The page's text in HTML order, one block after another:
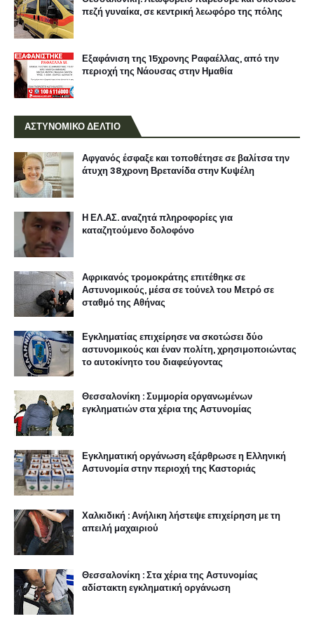
πεζή γυναίκα, σε κεντρική λεωφόρο της πόλης
Εξαφάνιση της 15χρονης Ραφαέλλας, από την
περιοχή της Νάουσας στην Ημαθία
ΑΣΤΥΝΟΜΙΚΟ ΔΕΛΤΙΟ
Αφγανός έσφαξε και τοποθέτησε σε βαλίτσα την
άτυχη 38χρονη Βρετανίδα στην Κυψέλη
Η ΕΛ.ΑΣ. αναζητά πληροφορίες για
καταζητούμενο δολοφόνο
Αφρικανός τρομοκράτης επιτέθηκε σε
Αστυνομικούς, μέσα σε τούνελ του Μετρό σε
σταθμό της Αθήνας
Εγκληματίας επιχείρησε να σκοτώσει δύο
αστυνομικούς και έναν πολίτη, χρησιμοποιώντας
το αυτοκίνητο του διαφεύγοντας
Θεσσαλονίκη : Συμμορία οργανωμένων
εγκληματιών στα χέρια της Αστυνομίας
Εγκληματική οργάνωση εξάρθρωσε η Ελληνική
Αστυνομία στην περιοχή της Καστοριάς
Χαλκιδική : Ανήλικη λήστεψε επιχείρηση με τη
απειλή μαχαιριού
Θεσσαλονίκη : Στα χέρια της Αστυνομίας
αδίστακτη εγκληματική οργάνωση